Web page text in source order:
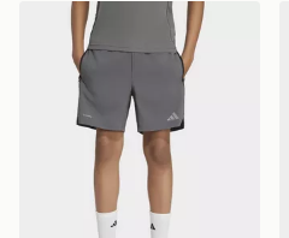
adidas Short Apparel Tech